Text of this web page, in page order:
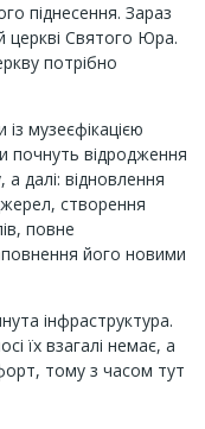
піднесення. Зараз
церкві Святого Юра.
потрібно
музеєфікацією
почнуть відродження
далі: відновлення
створення
повне
його новими
інфраструктура.
їх взагалі немає, а
тому з часом тут